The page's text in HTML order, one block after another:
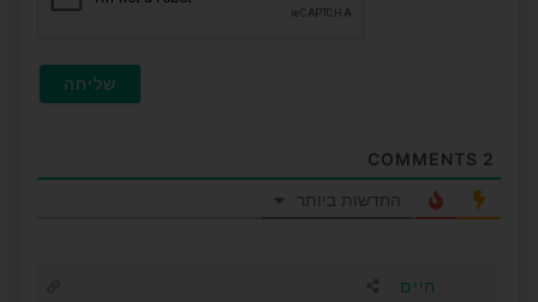
2
החדשות ביותר
חיים